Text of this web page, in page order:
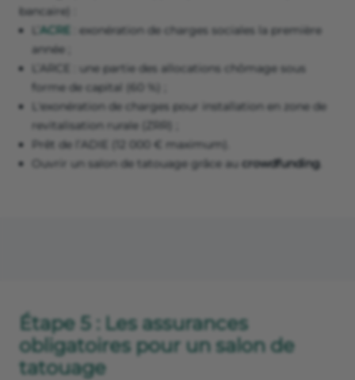
bancaire) :
ACRE
: exonération de charges sociales la première
année ;
L’ARCE : une partie des allocations chômage sous
forme de capital (60 %) ;
L'exonération de charges pour installation en zone de
revitalisation rurale (ZRR) ;
Prêt de l’ADIE (12 000 € maximum).
Ouvrir un salon de tatouage grâce au crowdfunding.
Étape 5 : Les assurances
obligatoires pour un salon de
tatouage